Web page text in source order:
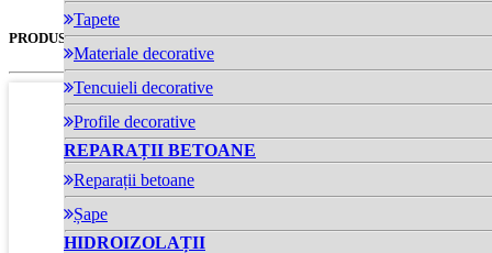
Tapete
Materiale decorative
Tencuieli decorative
Profile decorative
REPARAȚII BETOANE
Reparații betoane
Șape
HIDROIZOLAȚII
PRODUSE SIMILARE